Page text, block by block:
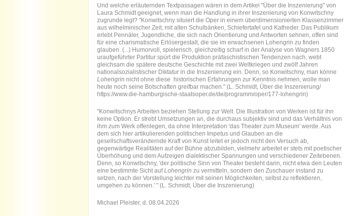
Und welche erläuternden Textpassagen wären in dem Artikel "Über die Inszenierung" von
Laura Schmidt geeignet, wenn man die Handlung in ihrer Inszenierung von Konwitschny
zugrunde legt? "Konwitschny situiert die Oper in einem überdimensionierten Klassenzimmer
aus wilhelminischer Zeit, mit alten Schulbänken, Schiefertafel und Katheder. Das Publikum
erlebt Pennäler, Jugendliche, die sich nach Orientierung und Antworten sehnen, offen sind
für eine charismatische Erlösergestalt, die sie im erwachsenen Lohengrin zu finden
glauben. (...) Humorvoll, spielerisch, gleichzeitig scharf in der Analyse von Wagners 1850
uraufgeführter Partitur spürt die Produktion präfaschistischen Tendenzen nach, webt
gleichsam die spätere deutsche Geschichte mit zwei Weltkriegen und zwölf Jahren
nationalsozialistischer Diktatur in die Inszenierung ein. Denn, so Konwitschny, man könne
Lohengrin nicht ohne diese historischen Erfahrungen zur Kenntnis nehmen, wolle man
heute noch seine Botschaften greifbar machen." (L. Schmidt, Über die Inszenierung/
https://www.die-hamburgische-staatsoper.de/de/programm/oper/177-lohengrin)
"Konwitschnys Arbeiten beziehen Stellung zur Welt. Die Illustration von Werken ist für ihn
keine Option. Er strebt Umsetzungen an, die durchaus subjektiv sind und das Verhältnis von
ihm zum Werk offenlegen, da ohne Interpretation 'das Theater zum Museum' werde. Aus
dem sich hier artikulierenden politischen Impetus und Glauben an die
gesellschaftsverändernde Kraft von Kunst leitet er jedoch nicht den Versuch ab,
gegenwärtige Realitäten auf der Bühne abzubilden, vielmehr arbeitet er stets mit poetischer
Überhöhung und dem Aufzeigen dialektischer Spannungen und verschiedener Zeitebenen.
Denn, so Konwitschny, 'der politische Sinn von Theater besteht darin, nicht etwa den Leuten
eine bestimmte Sicht aufLohengrin zu vermitteln, sondern den Zuschauer instand zu
setzen, nach der Vorstellung leichter mit seinen Möglichkeiten, selbst zu reflektieren,
umgehen zu können.' " (L. Schmidt, Über die Inszenierung)
Michael Pleister, d. 08.04.2026